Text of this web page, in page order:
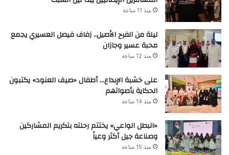
منذ 11 ساعة
ليلة من الفرح الأصيل.. زفاف فيصل العسيري يجمع
محبة عسير وجازان
منذ 12 ساعة
على خشبة الإبداع… أطفال «صيف العنود» يكتبون
الحكاية بأصواتهم
منذ 14 ساعة
«البطل الواعي» يختتم رحلته بتكريم المشاركين
وصناعة جيل أكثر وعياً
منذ 15 ساعة